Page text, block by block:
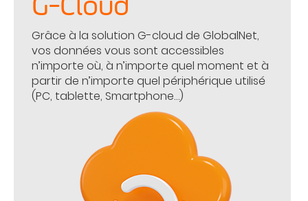
G-Cloud
Grâce à la solution G-cloud de GlobalNet,
vos données vous sont accessibles
n’importe où, à n’importe quel moment et à
partir de n’importe quel périphérique utilisé
(PC, tablette, Smartphone…)